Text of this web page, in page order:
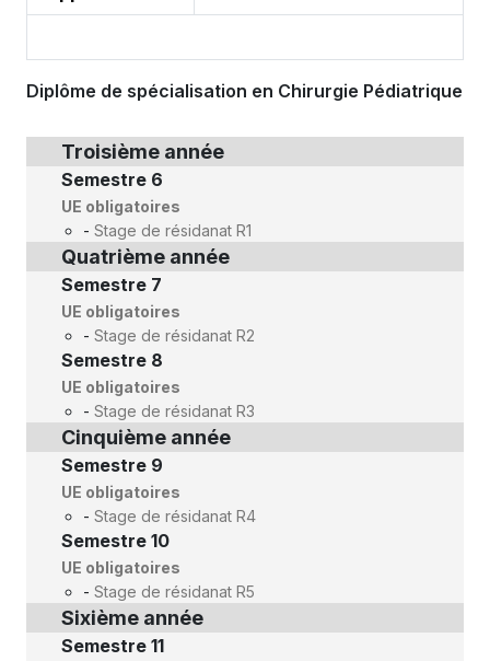
Diplôme de spécialisation en Chirurgie Pédiatrique
Troisième année
Semestre 6
UE obligatoires
- Stage de résidanat R1
Quatrième année
Semestre 7
UE obligatoires
- Stage de résidanat R2
Semestre 8
UE obligatoires
- Stage de résidanat R3
Cinquième année
Semestre 9
UE obligatoires
- Stage de résidanat R4
Semestre 10
UE obligatoires
- Stage de résidanat R5
Sixième année
Semestre 11